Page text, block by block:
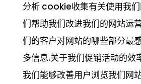
分析 cookie收集有关使用我
们帮助我们改进我们的网站运
们的客户对网站的哪些部分最
多信息.关于我们促销活动的效
我们能够改善用户浏览我们网